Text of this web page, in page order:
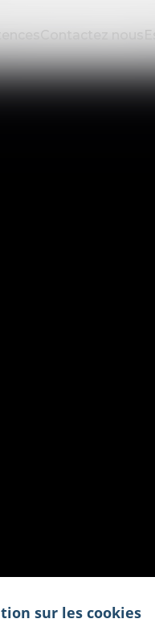
Contactez nous
sur les cookies